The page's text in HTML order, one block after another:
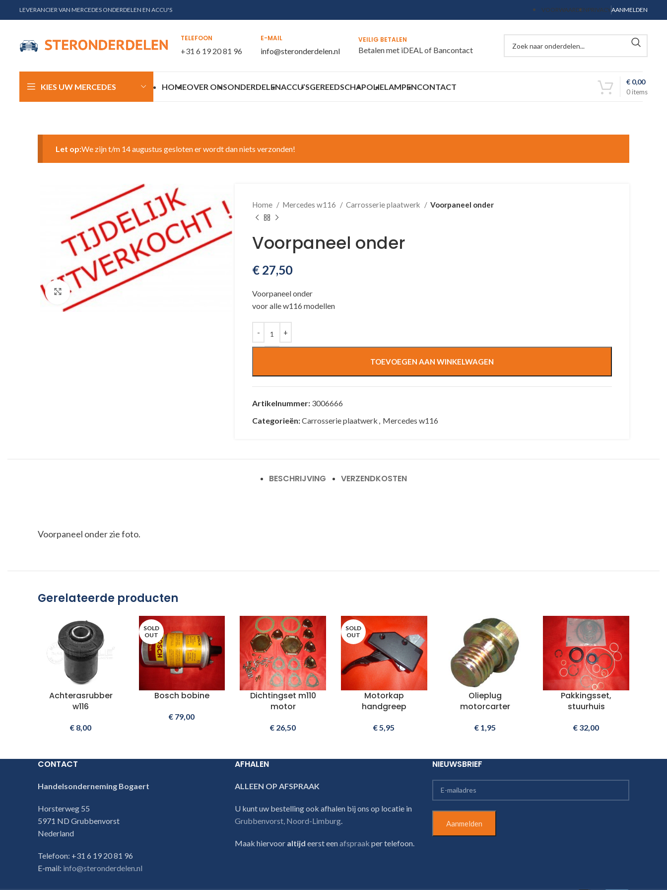
LEVERANCIER VAN MERCEDES ONDERDELEN EN ACCU'S VOORWAARDENPRIVACYAANMELDEN
TELEFOON
+31 6 19 20 81 96
E-MAIL
info@steronderdelen.nl
VEILIG BETALEN
Betalen met iDEAL of Bancontact
KIES UW MERCEDES HOMEOVER ONSONDERDELENACCU’SGEREEDSCHAPOLIELAMPENCONTACT
0items
€ 0,00
Let op:We zijn t/m 14 augustus gesloten er wordt dan niets verzonden!
Klik voor vergroting
Home Mercedes w116 Carrosserie plaatwerk Voorpaneel onder
Voorpaneel onder
€ 27,50
Voorpaneel onder
voor alle w116 modellen
TOEVOEGEN AAN WINKELWAGEN
Artikelnummer: 3006666
Categorieën:Carrosserie plaatwerk Mercedes w116
BESCHRIJVING VERZENDKOSTEN
Voorpaneel onder zie foto.
Gerelateerde producten
Achterasrubber
w116
€ 8,00
SOLD
OUT
Bosch bobine
€ 79,00
Dichtingset m110
motor
€ 26,50
SOLD
OUT
Motorkap
handgreep
€ 5,95
Olieplug
motorcarter
€1,95
Pakkingsset,
stuurhuis
€ 32,00
CONTACT
Handelsonderneming Bogaert
Horsterweg 55
5971 ND Grubbenvorst
Nederland
Telefoon: +31 6 19 20 81 96
E-mail: info@steronderdelen.nl
AFHALEN
ALLEEN OP AFSPRAAK
U kunt uw bestelling ook afhalen bij ons op locatie in
Grubbenvorst, Noord-Limburg
Maak hiervoor altijd eerst eenafspraak per telefoon.
NIEUWSBRIEF